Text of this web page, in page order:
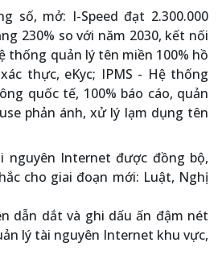
số, mở: I-Speed đạt 2.300.000
230% so với năm 2030, kết nối
thống quản lý tên miền 100% hồ
thực, eKyc; IPMS - Hệ thống
quốc tế, 100% báo cáo, quản
phản ánh, xử lý lạm dụng tên
nguyên Internet được đồng bộ,
cho giai đoạn mới: Luật, Nghị
dẫn dắt và ghi dấu ấn đậm nét
lý tài nguyên Internet khu vực,